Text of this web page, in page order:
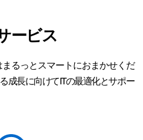
ービス
るっとスマートにおまかせくだ
成長に向けてITの最適化とサポー